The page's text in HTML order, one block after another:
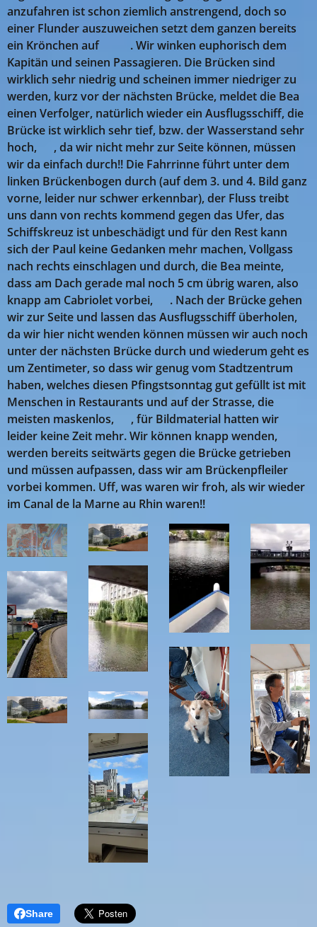
anzufahren ist schon ziemlich anstrengend, doch so
einer Flunder auszuweichen setzt dem ganzen bereits
ein Krönchen auf 😉😵. Wir winken euphorisch dem
Kapitän und seinen Passagieren. Die Brücken sind
wirklich sehr niedrig und scheinen immer niedriger zu
werden, kurz vor der nächsten Brücke, meldet die Bea
einen Verfolger, natürlich wieder ein Ausflugsschiff, die
Brücke ist wirklich sehr tief, bzw. der Wasserstand sehr
hoch, 🤣, da wir nicht mehr zur Seite können, müssen
wir da einfach durch!! Die Fahrrinne führt unter dem
linken Brückenbogen durch (auf dem 3. und 4. Bild ganz
vorne, leider nur schwer erkennbar), der Fluss treibt
uns dann von rechts kommend gegen das Ufer, das
Schiffskreuz ist unbeschädigt und für den Rest kann
sich der Paul keine Gedanken mehr machen, Vollgass
nach rechts einschlagen und durch, die Bea meinte,
dass am Dach gerade mal noch 5 cm übrig waren, also
knapp am Cabriolet vorbei, 😨. Nach der Brücke gehen
wir zur Seite und lassen das Ausflugsschiff überholen,
da wir hier nicht wenden können müssen wir auch noch
unter der nächsten Brücke durch und wiederum geht es
um Zentimeter, so dass wir genug vom Stadtzentrum
haben, welches diesen Pfingstsonntag gut gefüllt ist mit
Menschen in Restaurants und auf der Strasse, die
meisten maskenlos, 😎, für Bildmaterial hatten wir
leider keine Zeit mehr. Wir können knapp wenden,
werden bereits seitwärts gegen die Brücke getrieben
und müssen aufpassen, dass wir am Brückenpfleiler
vorbei kommen. Uff, was waren wir froh, als wir wieder
im Canal de la Marne au Rhin waren!!
Share